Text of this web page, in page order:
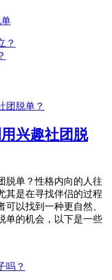
？
兴趣社团脱
脱单？性格内向的人往
其是在寻找伴侣的过程
以找到一种更自然、
单的机会，以下是一些